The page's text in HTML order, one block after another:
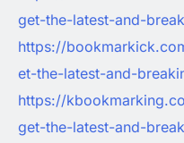
get-the-latest-and-
https://
et-the-latest-and-
https://
get-the-latest-and-